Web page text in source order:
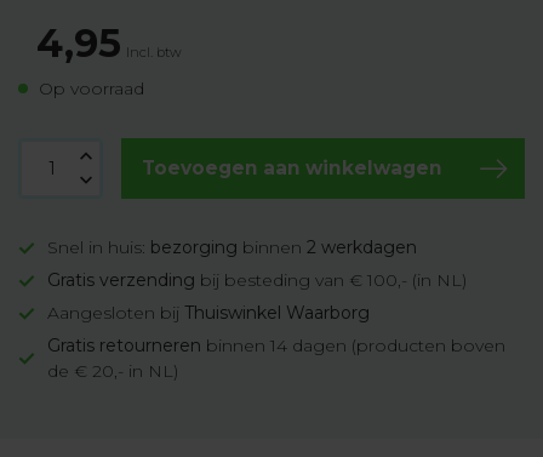
4,95 Incl. btw
Op voorraad
Toevoegen aan winkelwagen
Snel in huis: bezorging binnen 2 werkdagen
Gratis verzending bij besteding van € 100,- (in NL)
Aangesloten bij Thuiswinkel Waarborg
Gratis retourneren binnen 14 dagen (producten boven
de € 20,- in NL)